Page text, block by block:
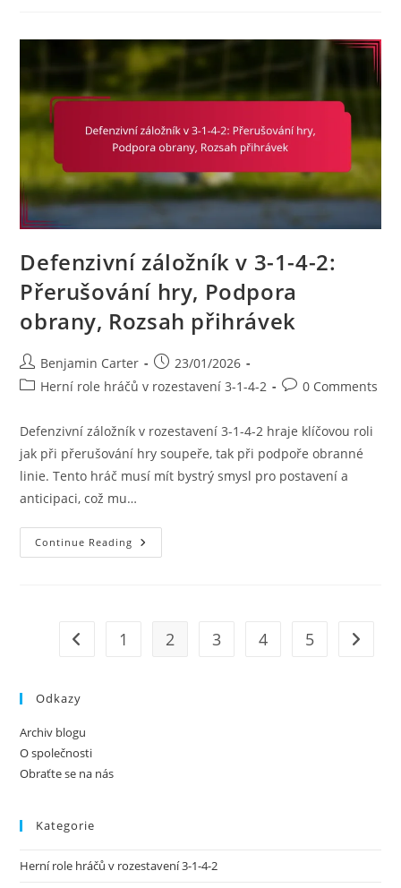
Dokončení,
Pohyb
Bez
Tlak
Defenzivní záložník v 3-1-4-2:
Přerušování hry, Podpora
obrany, Rozsah přihrávek
Post
author:
Benjamin Carter
Post
published:
23/01/2026
PostHerní role hráčů v rozestavení 3-1-4-2
Post0 Comments
Defenzivní záložník v rozestavení 3-1-4-2 hraje klíčovou roli
jak při přerušování hry soupeře, tak při podpoře obranné
linie. Tento hráč musí mít bystrý smysl pro postavení a
anticipaci, což mu…
Continue Reading Defenzivní
Záložník
Go to the previous page
1 2 3 4 5 Go to
Odkazy
Archiv blogu
O společnosti
Obraťte se na nás
Kategorie
Herní role hráčů v rozestavení 3-1-4-2